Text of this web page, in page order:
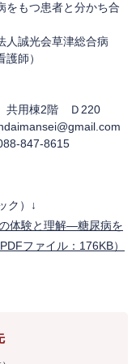
もつ患者と分かち合
誠光会草津総合病
師）
共用棟2階 Ｄ220
847-8615
ク）↓
体験と理解―糖尿病を
ファイル：176KB）